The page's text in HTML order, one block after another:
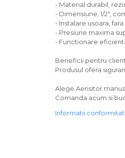
- Material durabil,
- Dimensiune: 1/2",
- Instalare usoara,
- Presiune maxima
- Functionare
Beneficii pentru
Produsul ofera
Alege Aerisitor
Comanda acum si
Informatii